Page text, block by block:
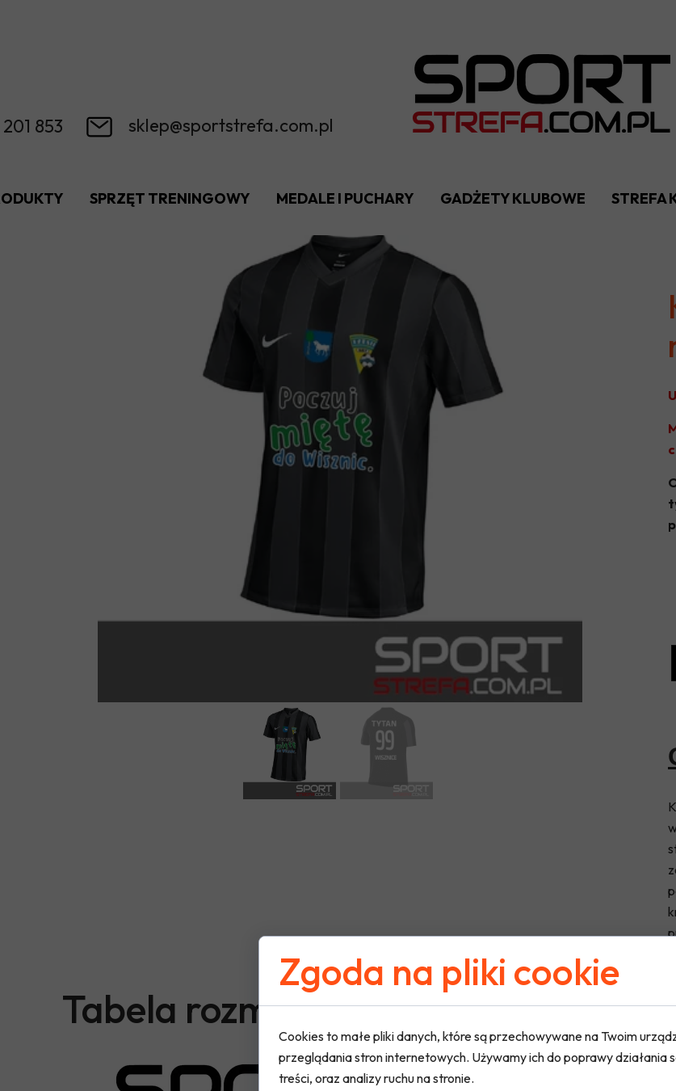
sklep@sportstrefa.com.pl
853
SPRZĘT TRENINGOWY MEDALE I PUCHARY GADŻETY KLUBOWE STREFA
Tabela rozmiarów
Zgoda na pliki cookie
Cookies to małe pliki danych, które są przechowywane na Twoim
przeglądania stron internetowych. Używamy ich do poprawy działania
treści, oraz analizy ruchu na stronie.